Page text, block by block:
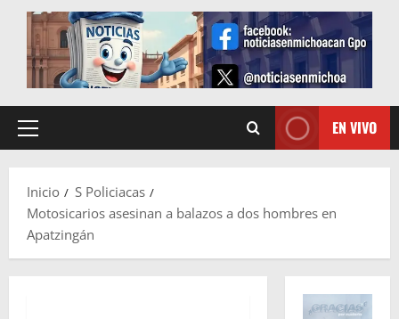
Menú
EN VIVO
Inicio
S Policiacas
Motosicarios asesinan a balazos a dos hombres en
Apatzingán